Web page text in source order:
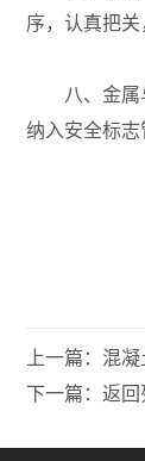
序，认真把关
八、金属与
纳入安全标志
上一篇： 混凝
下一篇： 返回